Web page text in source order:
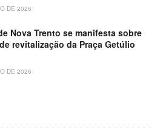
DE 2026
Nova Trento se manifesta sobre
revitalização da Praça Getúlio
DE 2026